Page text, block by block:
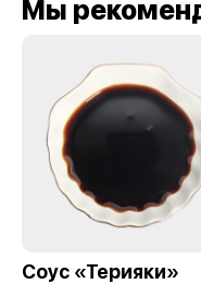
Мы
Соус «Терияки»